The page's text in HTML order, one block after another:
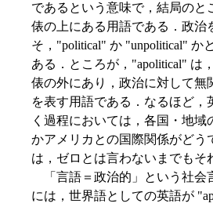
であるという意味で，結局のと
俵の上にある用語である．政治
そ，"political" か "unpolitical" か
ある．ところが，"apolitical" は
俵の外にあり，政治に対して無
を表す用語である．なるほど，
く過程においては，各国・地域
かアメリカとの国際関係がどう
は，ゼロとは言わないまでもそ
「言語＝政治的」という社会
には，世界語としての英語が